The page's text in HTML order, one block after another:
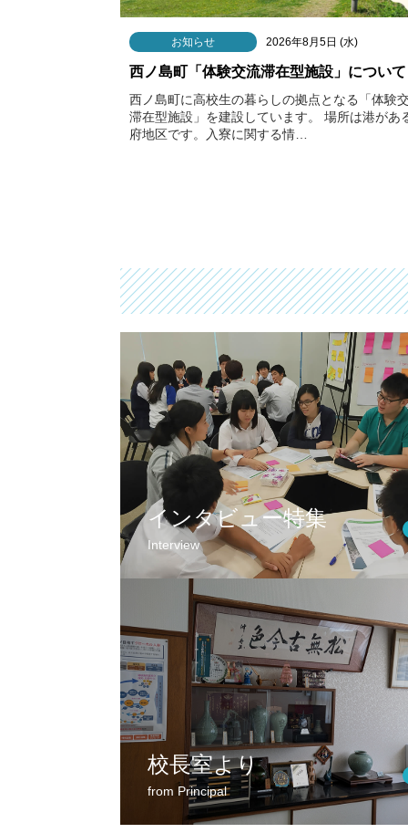
お知らせ 2026年8月5日 (水)
西ノ島町「体験交流滞在型施設」について
西ノ島町に高校生の暮らしの拠点となる「体験
滞在型施設」を建設しています。 場所は港があ
府地区です。入寮に関する情…
インタビュー特集
Interview
校長室より
from Principal